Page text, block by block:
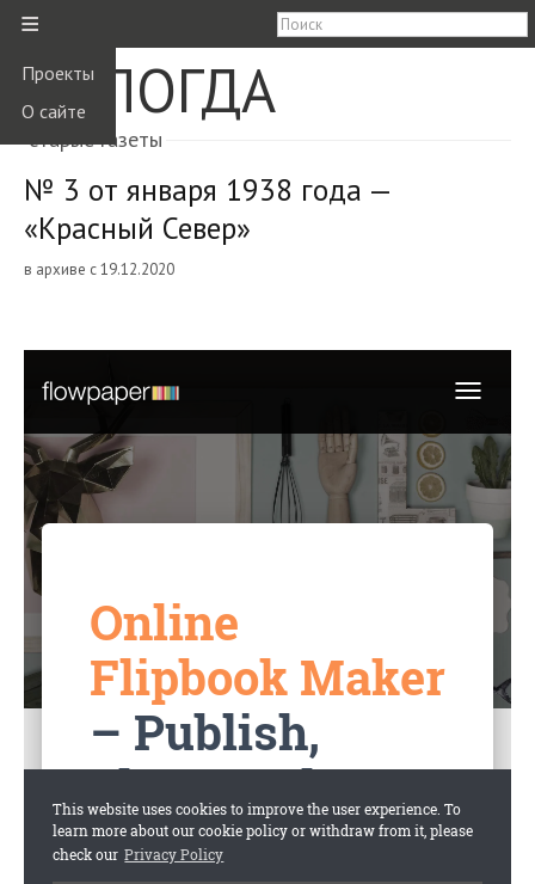
≡
Проекты
О сайте
ВОЛОГДА
старые газеты
№ 3 от января 1938 года —
«Красный Север»
в архиве с 19.12.2020